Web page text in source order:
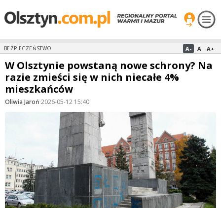
BEZPIECZEŃSTWO A- A A+
W Olsztynie powstaną nowe schrony? Na
razie zmieści się w nich niecałe 4%
mieszkańców
Oliwia Jaroń·2026-05-12 15:40